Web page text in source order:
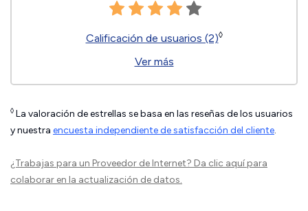
Calificación de usuarios (2)◊
Ver más
◊ La valoración de estrellas se basa en las reseñas de los usuarios
y nuestra encuesta independiente de satisfacción del cliente.
¿Trabajas para un Proveedor de Internet? Da clic aquípara
colaborar en la actualización de datos.